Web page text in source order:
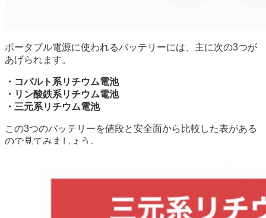
ポータブル電源に使われるバッテリーには、主に次の3つが
あげられます。
・コバルト系リチウム電池
・リン酸鉄系リチウム電池
・三元系リチウム電池
この3つのバッテリーを値段と安全面から比較した表がある
ので見てみましょう。